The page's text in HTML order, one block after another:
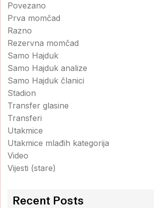
Povezano
Prva momčad
Razno
Rezervna momčad
Samo Hajduk
Samo Hajduk analize
Samo Hajduk članici
Stadion
Transfer glasine
Transferi
Utakmice
Utakmice mlađih kategorija
Video
Vijesti (stare)
Recent Posts